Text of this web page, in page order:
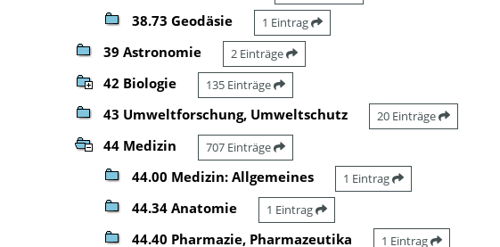
38.73 Geodäsie 1 Eintrag
39 Astronomie 2 Einträge
42 Biologie 135 Einträge
43 Umweltforschung, Umweltschutz 20 Einträge
44 Medizin 707 Einträge
44.00 Medizin: Allgemeines 1 Eintrag
44.34 Anatomie 1 Eintrag
44.40 Pharmazie, Pharmazeutika 1 Eintrag